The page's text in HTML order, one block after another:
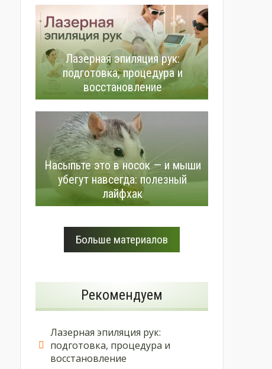
Лазерная эпиляция рук:
подготовка, процедура и
восстановление
Насыпьте это в носок — и мыши
убегут навсегда: полезный
лайфхак
Больше материалов
Рекомендуем
Лазерная эпиляция рук:
подготовка, процедура и
восстановление